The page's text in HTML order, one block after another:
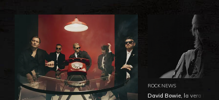
ROCK NEWS
David Bowie, la vera